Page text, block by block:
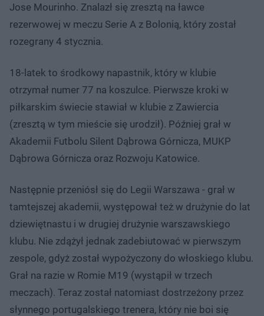
Jose Mourinho. Znalazł się zresztą na ławce
rezerwowej w meczu Serie A z Bolonią, który został
rozegrany 4 stycznia.
18-latek to środkowy napastnik, który w klubie
otrzymał numer 77 na koszulce. Pierwsze kroki w
piłkarskim świecie stawiał w klubie z Zawiercia
(zresztą w tym mieście się urodził). Później grał w
Akademii Futbolu Silent Dąbrowa Górnicza, MUKP
Dąbrowa Górnicza oraz Rozwoju Katowice.
Następnie przeniósł się do Legii Warszawa - grał w
tamtejszej akademii, występował też w drużynie do lat
dziewiętnastu i w drugiej drużynie warszawskiego
klubu. Nie zdążył jednak zadebiutować w pierwszym
zespole, gdyż został wypożyczony do włoskiego klubu.
Grał na razie w Romie M19 (wystąpił w trzech
meczach). Teraz został natomiast dostrzeżony przez
słynnego portugalskiego trenera, który nie boi się